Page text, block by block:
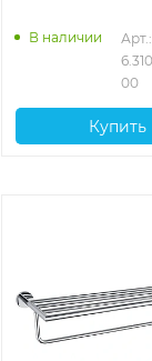
В наличии
Арт.:
00
Купить